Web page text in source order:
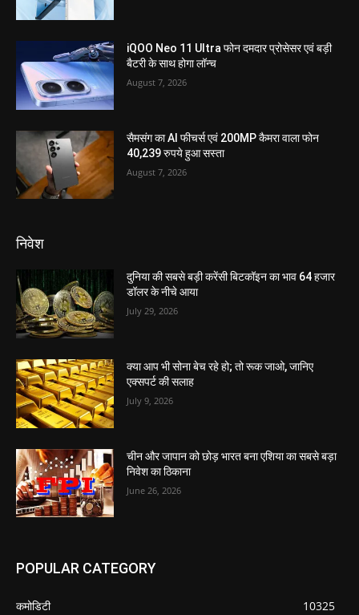
iQOO Neo 11 Ultra फोन दमदार प्रोसेसर एवं बड़ी
बैटरी के साथ होगा लॉन्च
August 7, 2026
सैमसंग का AI फीचर्स एवं 200MP कैमरा वाला फोन
40,239 रुपये हुआ सस्ता
August 7, 2026
निवेश
दुनिया की सबसे बड़ी करेंसी बिटकॉइन का भाव 64 हजार
डॉलर के नीचे आया
July 29, 2026
क्या आप भी सोना बेच रहे हो; तो रूक जाओ, जानिए
एक्सपर्ट की सलाह
July 9, 2026
चीन और जापान को छोड़ भारत बना एशिया का सबसे बड़ा
निवेश का ठिकाना
June 26, 2026
POPULAR CATEGORY
कमोडिटी
10325